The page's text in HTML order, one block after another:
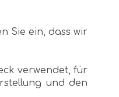
Sie ein, dass wir
verwendet, für
und den